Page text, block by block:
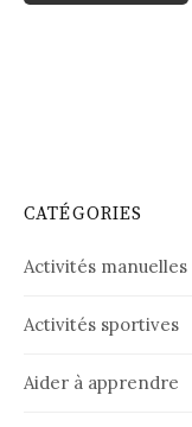
CATÉGORIES
Activités manuelles
Activités sportives
Aider à apprendre